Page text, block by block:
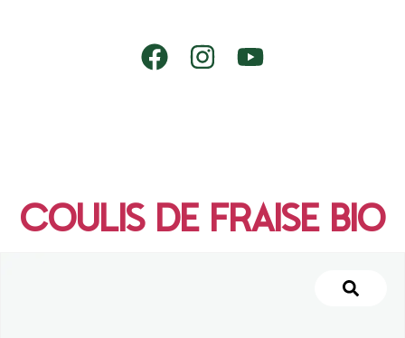
COULIS DE FRAISE BIO